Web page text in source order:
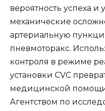
вероятность успеха и
механические
артериальную
пневмоторакс.
контроля в режиме
установки CVC
медицинской
Агентством по